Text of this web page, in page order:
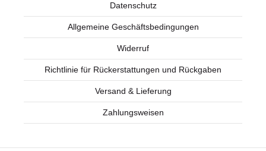
Datenschutz
Allgemeine Geschäftsbedingungen
Widerruf
Richtlinie für Rückerstattungen und Rückgaben
Versand & Lieferung
Zahlungsweisen